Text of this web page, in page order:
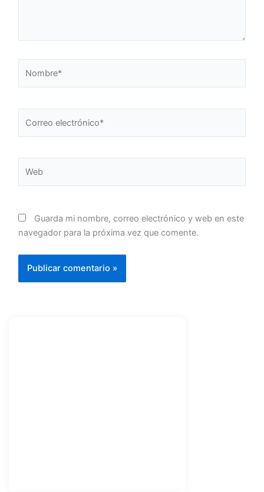
electrónico*
Guarda mi nombre, correo electrónico y web en este
navegador para la próxima vez que comente.